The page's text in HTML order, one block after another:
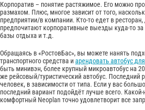
Корпоратив – понятие растяжимое. Его можно
размахом. Плюс, многое зависит от того,
предприятии/в компании. Кто-то едет в ресторан,
предпочитают корпоративные выезды куда-то за
базы отдыха и т.д.
Обращаясь в «РостовБас», вы можете нанять
транспортного средства и арендовать автобус
быть минивэн, более крупный микроавтобус на
же рейсовый/туристический автобус. Последний
человек, в зависимости от типа. Если у вас
последний вариант подойдёт лучше всего. Какой-
комфортный Neoplan точно удовлетворит все